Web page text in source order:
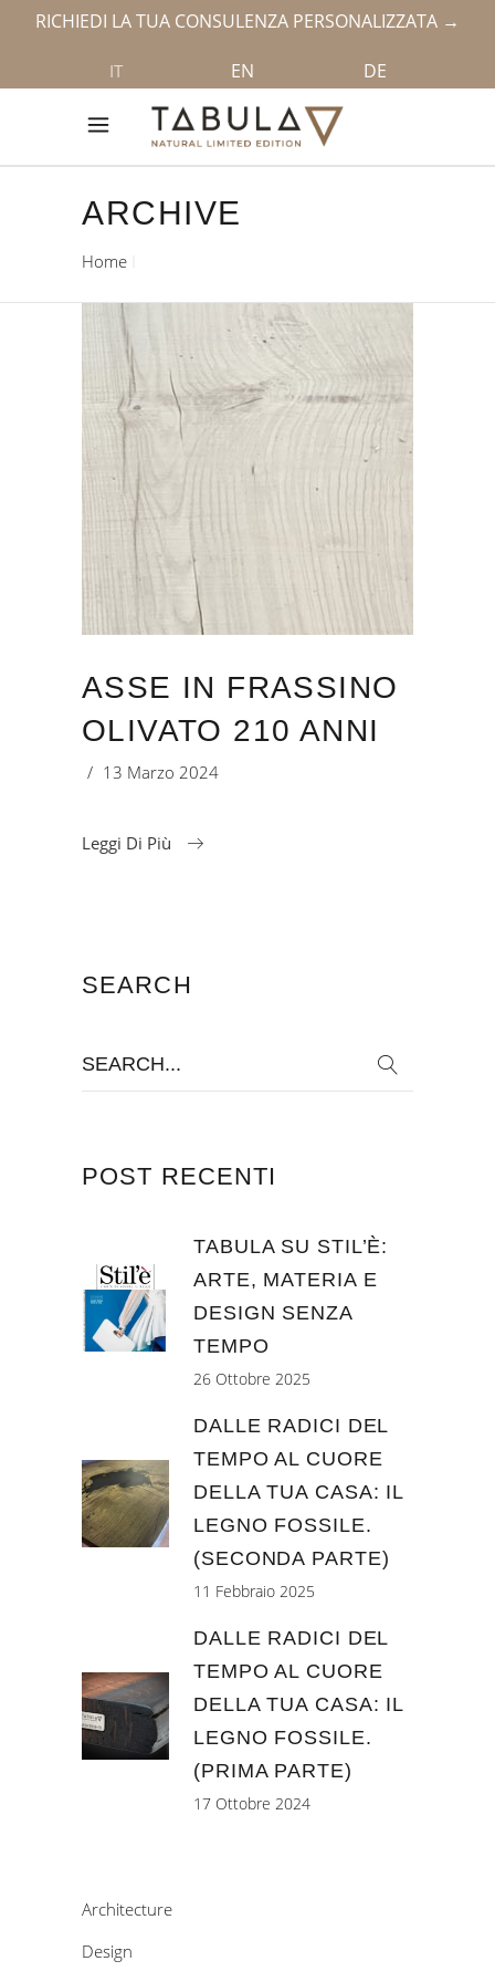
RICHIEDI LA TUA CONSULENZA PERSONALIZZATA →
IT EN DE
ARCHIVE
Home
ASSE IN FRASSINO
OLIVATO 210 ANNI
13 Marzo 2024
Leggi Di Più
SEARCH
for:
POST RECENTI
TABULA SU STIL’È:
ARTE, MATERIA E
DESIGN SENZA
TEMPO
26 Ottobre 2025
DALLE RADICI DEL
TEMPO AL CUORE
DELLA TUA CASA: IL
LEGNO FOSSILE.
(SECONDA PARTE)
11 Febbraio 2025
DALLE RADICI DEL
TEMPO AL CUORE
DELLA TUA CASA: IL
LEGNO FOSSILE.
(PRIMA PARTE)
17 Ottobre 2024
Architecture
Design